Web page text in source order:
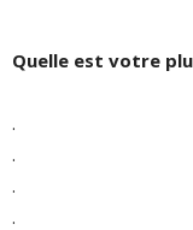
Quelle est votre
.
.
.
.